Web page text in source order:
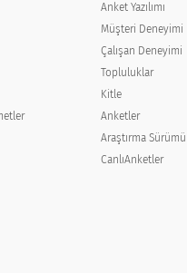
kurum aşağıdaki
you work
Anket Yazılımı
Müşteri Deneyimi
Çalışan Deneyimi
Topluluklar
Kitle
Anketler
Araştırma Sürümü
CanlıAnketler